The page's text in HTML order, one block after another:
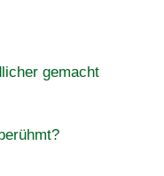
gemacht